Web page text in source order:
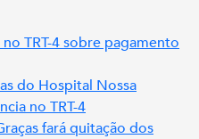
TRT-4 sobre pagamento
do Hospital Nossa
no TRT-4
fará quitação dos